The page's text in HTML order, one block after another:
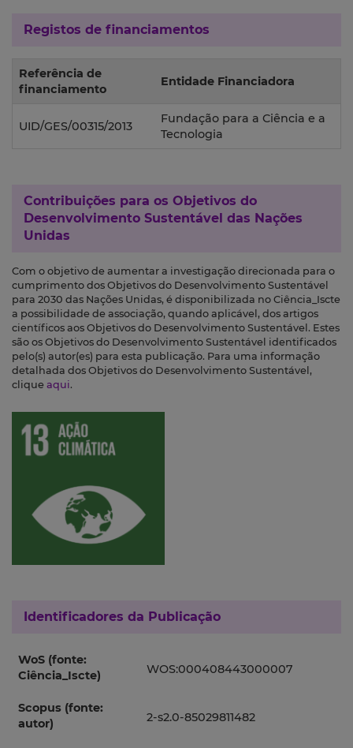
Registos de financiamentos
Referência de
financiamento
Entidade Financiadora
UID/GES/00315/2013
Fundação para a Ciência e a
Tecnologia
Contribuições para os Objetivos do
Desenvolvimento Sustentável das Nações
Unidas
Com o objetivo de aumentar a investigação direcionada para o
cumprimento dos Objetivos do Desenvolvimento Sustentável
para 2030 das Nações Unidas, é disponibilizada no Ciência_Iscte
a possibilidade de associação, quando aplicável, dos artigos
científicos aos Objetivos do Desenvolvimento Sustentável. Estes
são os Objetivos do Desenvolvimento Sustentável identificados
pelo(s) autor(es) para esta publicação. Para uma informação
detalhada dos Objetivos do Desenvolvimento Sustentável,
clique aqui.
Identificadores da Publicação
WoS (fonte:
Ciência_Iscte)
WOS:000408443000007
Scopus (fonte:
autor)
2-s2.0-85029811482